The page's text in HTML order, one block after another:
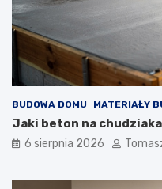
BUDOWA DOMU MATERIAŁY
Jaki beton na
6 sierpnia 2026